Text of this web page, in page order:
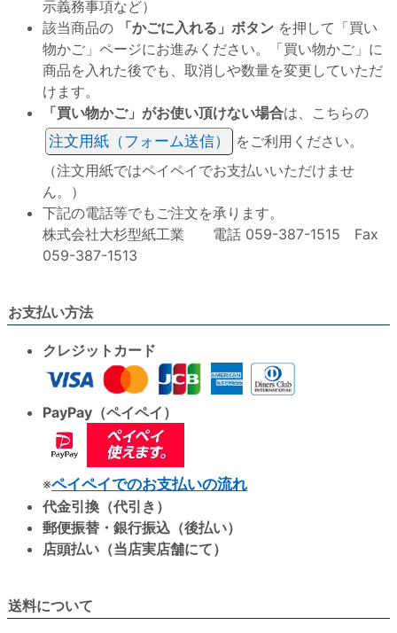
示義務事項など）
該当商品の
「かごに入れる」ボタン を押して「買い
物かご」ページにお進みください。「買い物かご」に
商品を入れた後でも、取消しや数量を変更していただ
けます。
「買い物かご」がお使い頂けない場合は、こちらの
注文用紙（フォーム送信）
をご利用ください。
（注文用紙ではペイペイでお支払いいただけませ
ん。）
下記の電話等でもご注文を承ります。
株式会社大杉型紙工業 電話 059-387-1515 Fax
059-387-1513
お支払い方法
クレジットカード
PayPay（ペイペイ）
※ペイペイでのお支払いの流れ
代金引換（代引き）
郵便振替・銀行振込（後払い）
店頭払い（当店実店舗にて）
送料について